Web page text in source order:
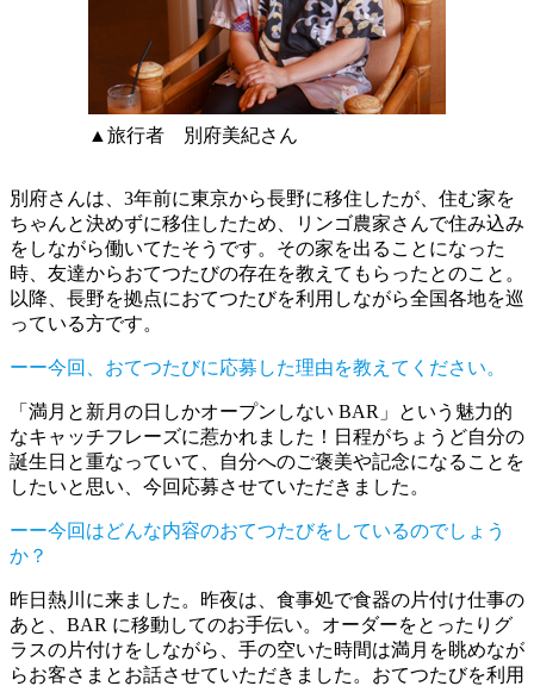
▲旅行者 別府美紀さん
別府さんは、3年前に東京から長野に移住したが、住む家を
ちゃんと決めずに移住したため、リンゴ農家さんで住み込み
をしながら働いてたそうです。その家を出ることになった
時、友達からおてつたびの存在を教えてもらったとのこと。
以降、長野を拠点におてつたびを利用しながら全国各地を巡
っている方です。
ーー今回、おてつたびに応募した理由を教えてください。
「満月と新月の日しかオープンしない BAR」という魅力的
なキャッチフレーズに惹かれました！日程がちょうど自分の
誕生日と重なっていて、自分へのご褒美や記念になることを
したいと思い、今回応募させていただきました。
ーー今回はどんな内容のおてつたびをしているのでしょう
か？
昨日熱川に来ました。昨夜は、食事処で食器の片付け仕事の
あと、BAR に移動してのお手伝い。オーダーをとったりグ
ラスの片付けをしながら、手の空いた時間は満月を眺めなが
らお客さまとお話させていただきました。おてつたびを利用